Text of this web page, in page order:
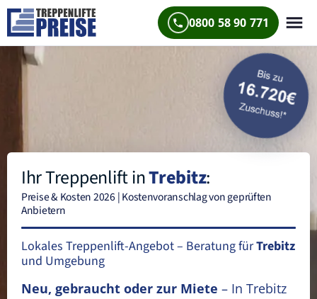
0800 58 90 771
Ihr Treppenlift inTrebitz:
Preise & Kosten 2026 | Kostenvoranschlag von geprüften
Anbietern
Lokales Treppenlift-Angebot – Beratung fürTrebitz
und Umgebung
Neu, gebraucht oder zur Miete – In Trebitz